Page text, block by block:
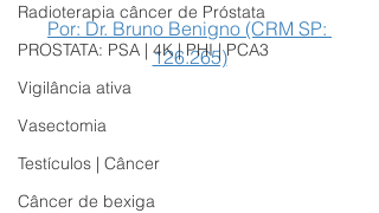
Radioterapia câncer de Próstata
PROSTATA: PSA | 4K | PHI | PCA3
Vigilância ativa
Vasectomia
Testículos | Câncer
Câncer de bexiga
Por: Dr. Bruno Benigno (CRM SP:
126.265)